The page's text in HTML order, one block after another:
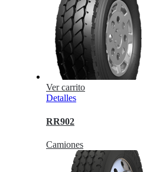
Ver carrito
Detalles
RR902
Camiones